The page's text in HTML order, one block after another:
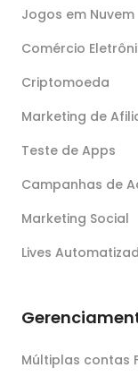
Jogos em Nuvem
Comércio
Criptomoeda
Marketing de
Teste de Apps
Campanhas de
Marketing Social
Lives
Múltiplas contas